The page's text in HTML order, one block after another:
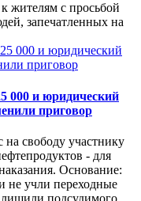
жителям с просьбой
запечатленных на
000 и юридический
приговор
свободу участнику
- для
Основание:
не учли переходные
подсудимого